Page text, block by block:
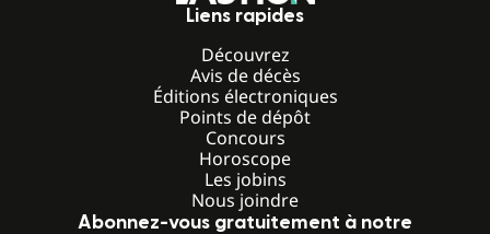
Liens rapides
Découvrez
Avis de décès
Éditions électroniques
Points de dépôt
Concours
Horoscope
Les jobins
Nous joindre
Abonnez-vous gratuitement à notre